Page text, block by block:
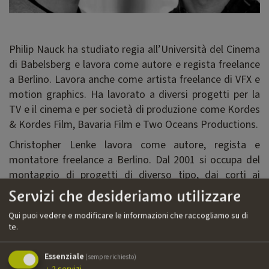
Philip Nauck ha studiato regia all’Università del Cinema
di Babelsberg e lavora come autore e regista freelance
a Berlino. Lavora anche come artista freelance di VFX e
motion graphics. Ha lavorato a diversi progetti per la
TV e il cinema e per società di produzione come Kordes
& Kordes Film, Bavaria Film e Two Oceans Productions.
Christopher Lenke lavora come autore, regista e
montatore freelance a Berlino. Dal 2001 si occupa del
montaggio di progetti di diverso tipo, dai corti ai
lungometraggi e dai video musicali a quelli aziendali.
Tra i clienti figurano ZDF, ServusTV, Getty Images, ESA
Film e Philharmonie Berlin.
Filmografia
Servizi che desideriamo utilizzare
Qui puoi vedere e modificare le informazioni che raccogliamo su di
te.
Essenziale (sempre richiesto)